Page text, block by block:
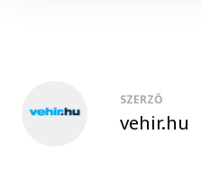
SZERZŐ
vehir.hu